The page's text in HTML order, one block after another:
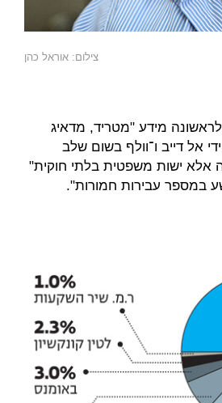
צילום: אוראל כהן
מידע "מטריד, מדאיג
אל דייב ו־וולף בשום שלב
אלא ישות משפטית בלתי חוקית"
במספר עבירות חמורות".